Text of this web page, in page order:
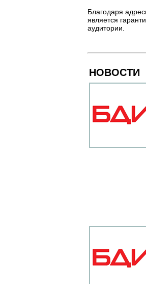
Благодаря
является
аудитории.
НОВОСТИ